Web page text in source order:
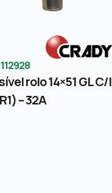
rolo 14×51 GL C/I
– 32A